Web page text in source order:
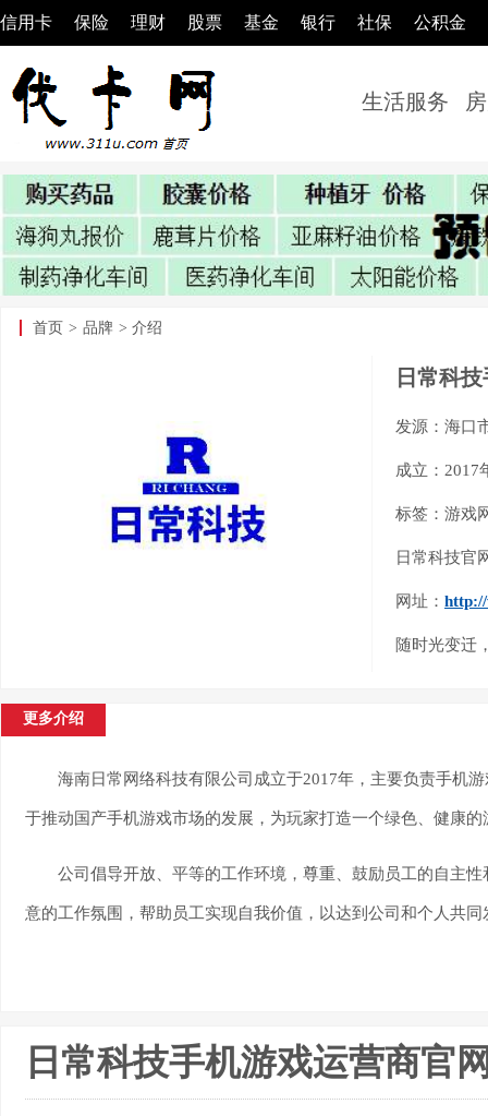
信用卡 保险 理财 股票 基金 银行 社保 公积金
生活服务
首页 > 品牌 > 介绍
日常科
发源：海口
成立：2017
标签：游戏
日常科技官
网址：
随时光变迁
更多介绍
海南日常网络科技有限公司成立于2017年，主要负责手机
于推动国产手机游戏市场的发展，为玩家打造一个绿色、健康的
公司倡导开放、平等的工作环境，尊重、鼓励员工的自主
意的工作氛围，帮助员工实现自我价值，以达到公司和个人共同
日常科技手机游戏运营商官